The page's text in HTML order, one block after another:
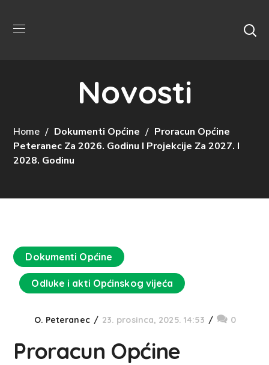
Novosti
Home Dokumenti Općine
Proracun Općine
Peteranec Za 2026. Godinu I Projekcije Za 2027. I
2028. Godinu
Dokumenti Općine
Odluke i akti Općinskog vijeća
O. Peteranec 23. prosinca, 2025. 14:53 0
Proracun Općine